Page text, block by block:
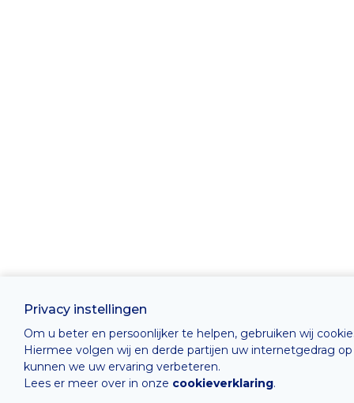
Privacy instellingen
Om u beter en persoonlijker te helpen, gebruiken wij
Hiermee volgen wij en derde partijen uw internetgedrag
kunnen we uw ervaring verbeteren.
Lees er meer over in onze cookieverklaring.